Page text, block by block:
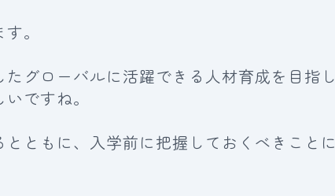
。
グローバルに活躍できる人材育成を目指し
ですね。
ともに、入学前に把握しておくべきことに